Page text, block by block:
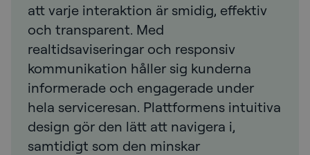
att varje interaktion är smidig, effektiv
och transparent. Med
realtidsaviseringar och responsiv
kommunikation håller sig kunderna
informerade och engagerade under
hela serviceresan. Plattformens intuitiva
design gör den lätt att navigera i,
samtidigt som den minskar